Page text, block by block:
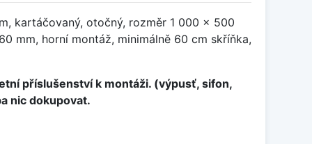
kartáčovaný, otočný, rozměr 1 000 x 500
mm, horní montáž, minimálně 60 cm skříňka,
příslušenství k montáži. (výpusť, sifon,
nic dokupovat.